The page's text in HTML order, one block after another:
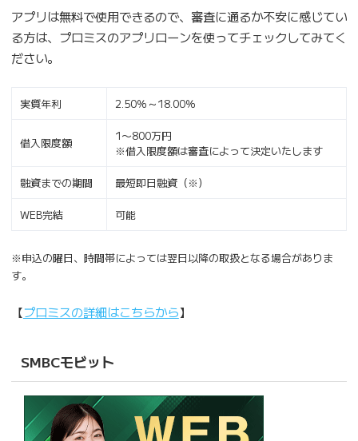
アプリは無料で使用できるので、審査に通るか不安に感じてい
る方は、プロミスのアプリローンを使ってチェックしてみてく
ださい。
実質年利 2.50％～18.00％
借入限度額
1〜800万円
※借入限度額は審査によって決定いたします
融資までの期間 最短即日融資（※）
WEB完結 可能
※申込の曜日、時間帯によっては翌日以降の取扱となる場合がありま
す。
【プロミスの詳細はこちらから】
SMBCモビット